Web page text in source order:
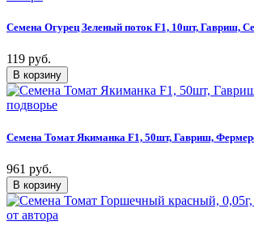
Семена Огурец Зеленый поток F1, 10шт, Гавриш,
119 руб.
Семена Томат Якиманка F1, 50шт, Гавриш,
961 руб.